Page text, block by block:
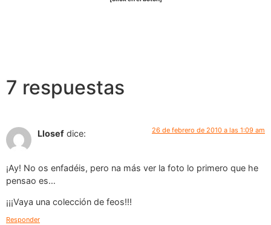
7 respuestas
Llosef dice: 26 de febrero de 2010 a las 1:09 am
¡Ay! No os enfadéis, pero na más ver la foto lo primero que he
pensao es…
¡¡¡Vaya una colección de feos!!!
Responder